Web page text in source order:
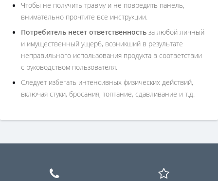
Чтобы не получить травму и не повредить панель,
внимательно прочтите все инструкции.
Потребитель несет ответственность за любой личный
и имущественный ущерб, возникший в результате
неправильного использования продукта в соответствии
с руководством пользователя.
Следует избегать интенсивных физических действий,
включая стуки, бросания, топтание, сдавливание и т.д.